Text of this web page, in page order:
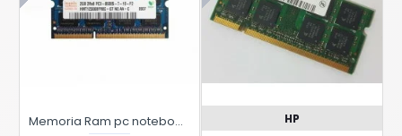
Memoria Ram pc notebook laptop SODIMM Hynix HMT125S6BFR8C-G7 NO AA-C 2GB DDR3 da 2G
HP